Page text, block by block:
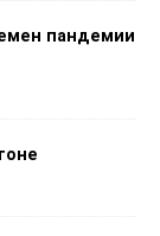
пандемии